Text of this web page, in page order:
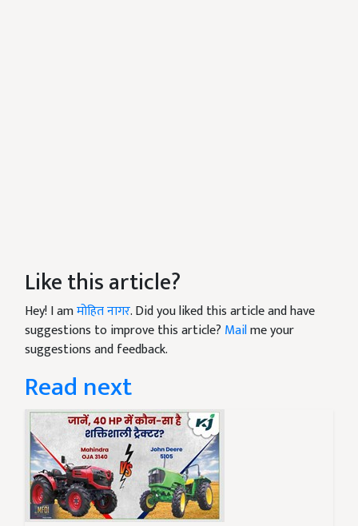
Like this article?
Hey! I amमोहित नागर. Did you liked this article and have
suggestions to improve this article? Mailme your
suggestions and feedback.
Read next